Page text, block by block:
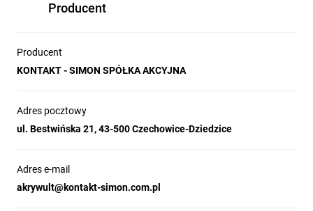
Producent
Producent
KONTAKT - SIMON SPÓŁKA AKCYJNA
Adres pocztowy
ul. Bestwińska 21, 43-500 Czechowice-Dziedzice
Adres e-mail
akrywult@kontakt-simon.com.pl